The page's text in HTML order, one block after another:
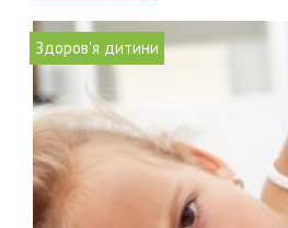
Здоров'я дитини